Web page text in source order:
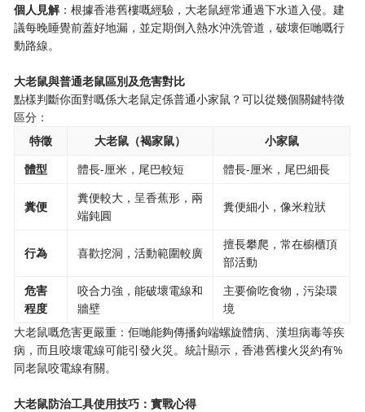
​個人見解​​：根據香港舊樓嘅經驗，大老鼠經常通過下水道入侵。建
議每晚睡覺前蓋好地漏，並定期倒入熱水沖洗管道，破壞佢哋嘅行
動路線。
​大老鼠與普通老鼠區別及危害對比​
點樣判斷你面對嘅係大老鼠定係普通小家鼠？可以從幾個關鍵特徵
區分：
​特徵​
​大老鼠（褐家鼠）​
​小家鼠​
​體型​
體長-厘米，尾巴較短 體長-厘米，尾巴細長
​糞便​
糞便較大，呈香蕉形，兩
端鈍圓
糞便細小，像米粒狀
​行為​ 喜歡挖洞，活動範圍較廣
擅長攀爬，常在櫥櫃頂
部活動
​危害
程度​
咬合力強，能破壞電線和
牆壁
主要偷吃食物，污染環
境
大老鼠嘅危害更嚴重：佢哋能夠傳播鉤端螺旋體病、漢坦病毒等疾
病，而且咬壞電線可能引發火災。統計顯示，香港舊樓火災約有%
同老鼠咬電線有關。
​大老鼠防治工具使用技巧：實戰心得​